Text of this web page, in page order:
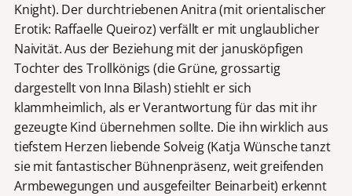
Knight). Der durchtriebenen Anitra (mit orientalischer
Erotik: Raffaelle Queiroz) verfällt er mit unglaublicher
Naivität. Aus der Beziehung mit der janusköpfigen
Tochter des Trollkönigs (die Grüne, grossartig
dargestellt von Inna Bilash) stiehlt er sich
klammheimlich, als er Verantwortung für das mit ihr
gezeugte Kind übernehmen sollte. Die ihn wirklich aus
tiefstem Herzen liebende Solveig (Katja Wünsche tanzt
sie mit fantastischer Bühnenpräsenz, weit greifenden
Armbewegungen und ausgefeilter Beinarbeit) erkennt